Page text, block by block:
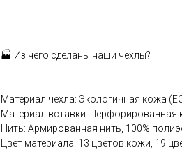
🏭 Из чего сделаны наши чехлы?
Материал чехла: Экологичная кожа
Материал вставки:
Нить: Армированная нить, 100%
Цвет материала: 13 цветов кожи, 19